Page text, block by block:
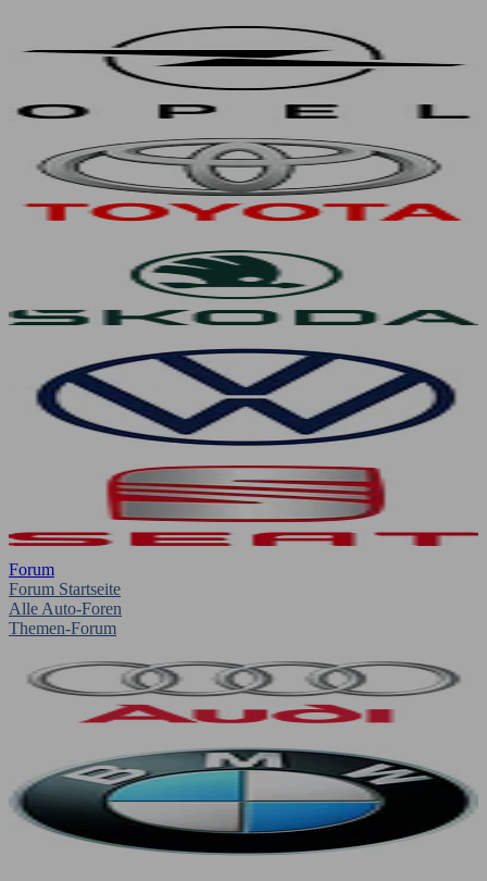
Forum
Forum Startseite
Alle Auto-Foren
Themen-Forum